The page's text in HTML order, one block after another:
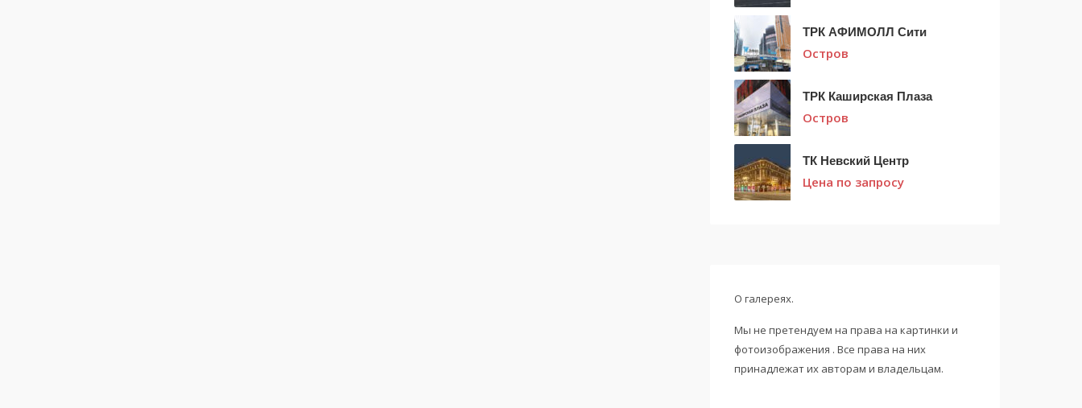
ТРК АФИМОЛЛ Сити
Остров
ТРК Каширская Плаза
Остров
ТК Невский Центр
Цена по запросу
О галереях.
Мы не претендуем на права на картинки и
фотоизображения . Все права на них
принадлежат их авторам и владельцам.